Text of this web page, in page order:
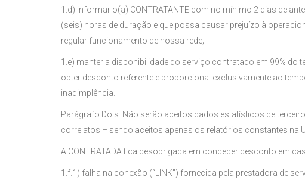
1.d) informar o(a) CONTRATANTE com no mínimo 2 dias de
(seis) horas de duração e que possa causar prejuízo à
regular funcionamento de nossa rede;
1.e) manter a disponibilidade do serviço contratado em 99% do
obter desconto referente e proporcional exclusivamente ao
inadimplência.
Parágrafo Dois: Não serão aceitos dados estatísticos de
correlatos – sendo aceitos apenas os relatórios constantes na
A CONTRATADA fica desobrigada em conceder desconto em
1.f.1) falha na conexão (“LINK”) fornecida pela prestadora de